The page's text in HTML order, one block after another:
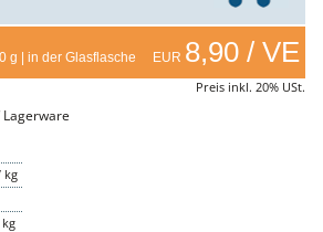
g | in der Glasflasche EUR 8,90 / VE
Preis inkl. 20% USt.
kg